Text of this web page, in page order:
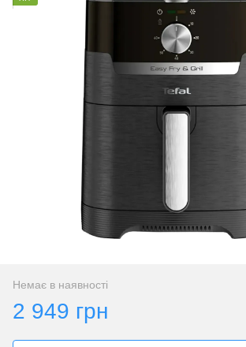
Немає в наявності
2 949 грн